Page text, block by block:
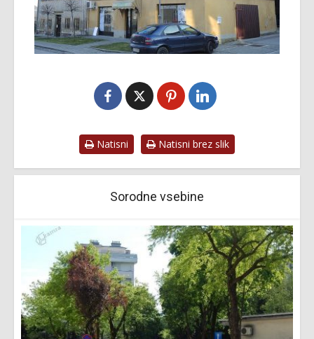
Natisni Natisni brez slik
Sorodne vsebine